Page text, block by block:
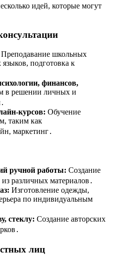
идей, которые могут
Преподавание школьных
подготовка к
финансов,
в решении личных и
курсов: Обучение
таким как
маркетинг․
ручной работы: Создание
различных материалов․
Изготовление одежды,
по индивидуальным
стеклу: Создание авторских
лиц